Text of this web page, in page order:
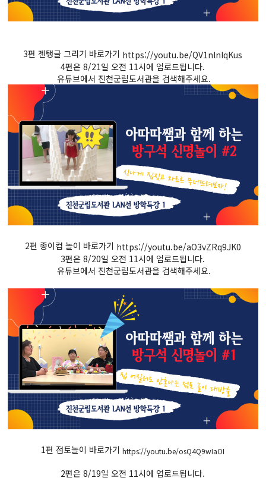
3편 젠탱글 그리기 바로가기 https://youtu.be/QV1nlnlqKus
4편은 8/21일 오전 11시에 업로드됩니다.
유튜브에서 진천군립도서관을 검색해주세요.
2편 종이컵 놀이 바로가기 https://youtu.be/aO3vZRq9JK0
3편은 8/20일 오전 11시에 업로드됩니다.
유튜브에서 진천군립도서관을 검색해주세요.
1편 점토놀이 바로가기https://youtu.be/osQ4Q9wIaOI
2편은 8/19일 오전 11시에 업로드됩니다.